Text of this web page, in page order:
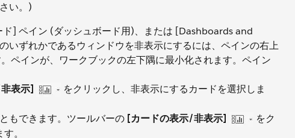
い。)
] ペイン (ダッシュボード用)、または [Dashboards and
ずれかであるウィンドウを非表示にするには、ペインの右上
ペインが、ワークブックの左下隅に最小化されます。ペイン
表示]
をクリックし、非表示にするカードを選択しま
もできます。ツールバーの [カードの表示/非表示]
をク
。